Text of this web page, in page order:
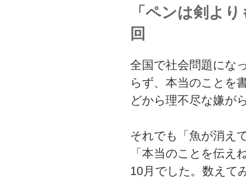
「ペンは剣よ
回
全国で社会問題にな
らず、本当のことを
どから理不尽な嫌が
それでも「魚が消え
「本当のことを伝え
10月でした。数えて